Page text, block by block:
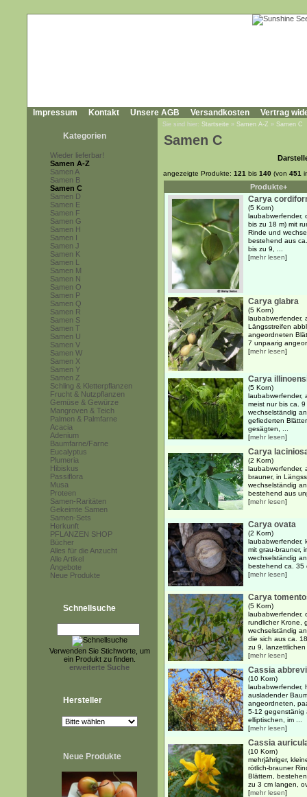
Impressum Kontakt Unsere AGB Versandkosten Vertrag
Kategorien
Wieder lieferbar!
Samen A-Z
Samen A
Samen B
Samen C
Samen D
Samen E
Samen F
Samen G
Samen H
Samen I
Samen J
Samen K
Samen L
Samen M
Samen N
Samen O
Samen P
Samen Q
Samen R
Samen S
Samen T
Samen U
Samen V
Samen W
Samen X
Samen Y
Samen Z
Schling & Kletterpflanzen
Frucht & Nutzpflanzen
Gemüse & Gewürze
Mangroven & Teich
Palmen & Palmfarne
Acacia
Adenium
Baumfarne/Farne
Eucalyptus
Plumeria
Hibiskus
Passiflora
Musa
Proteen
Samen-Raritäten
Gekeimte Samen
Samen-Sets
Herkunft
PFLANZEN SHOP
Bücher
Alles für die Anzucht
Alle Artikel
Angebote
Neue Produkte
Schnellsuche
Verwenden Sie Stichworte, um
ein Produkt zu finden.
erweiterte Suche
Hersteller
Neue Produkte
Sie sind hier: Startseite » Samen A-Z » Samen C
Samen C
angezeigte Produkte: 121 bis 140 (von 451
Produkte+
Carya
(5 Korn)
laubabwerfender,
bis zu 18 m) mit
Rinde und
bestehend aus
bis zu 9, ...
[mehr lesen]
Carya glabra
(5 Korn)
laubabwerfender,
Längsstreifen
angeordneten
7 unpaarig
[mehr lesen]
Carya
(5 Korn)
laubabwerfender,
meist nur bis ca.
wechselständig
gefiederten
gesägten, ...
[mehr lesen]
Carya
(2 Korn)
laubabwerfender,
brauner, in
wechselständig
bestehend aus
[mehr lesen]
Carya ovata
(2 Korn)
laubabwerfender,
mit grau-brauner,
wechselständig
bestehend ca. 35
[mehr lesen]
Carya
(5 Korn)
laubabwerfender,
rundlicher Krone,
wechselständig
die sich aus ca.
zu 9, lanzettlichen
[mehr lesen]
Cassia
(10 Korn)
laubabwerfender,
ausladender
angeordneten,
5-12 gegenstänig
elliptischen, im ...
[mehr lesen]
Cassia
(10 Korn)
mehrjähriger,
rötlich-brauner
Blättern,
zu 3 cm langen,
[mehr lesen]